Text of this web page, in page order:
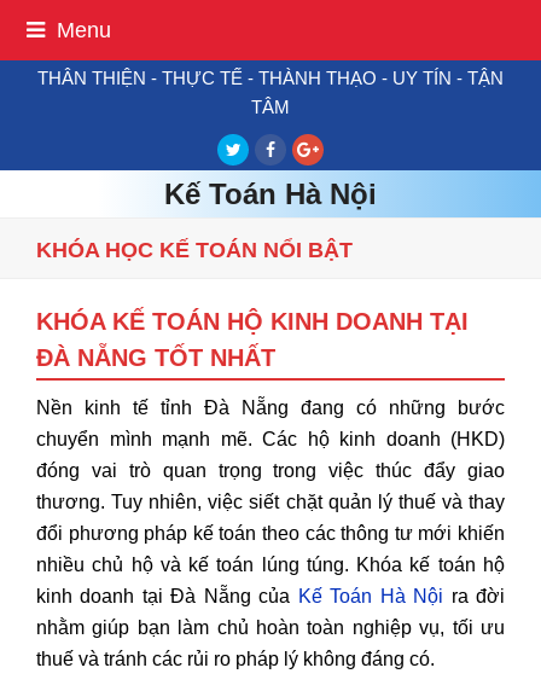
Menu
THÂN THIỆN - THỰC TẾ - THÀNH THẠO - UY TÍN - TẬN
TÂM
TwitterFacebookGoogle
Plus
Kế Toán Hà Nội
KHÓA HỌC KẾ TOÁN NỔI BẬT
KHÓA KẾ TOÁN HỘ KINH DOANH TẠI
ĐÀ NẴNG TỐT NHẤT
Nền kinh tế tỉnh Đà Nẵng đang có những bước
chuyển mình mạnh mẽ. Các hộ kinh doanh (HKD)
đóng vai trò quan trọng trong việc thúc đẩy giao
thương. Tuy nhiên, việc siết chặt quản lý thuế và thay
đổi phương pháp kế toán theo các thông tư mới khiến
nhiều chủ hộ và kế toán lúng túng. Khóa kế toán hộ
kinh doanh tại Đà Nẵng của Kế Toán Hà Nội ra đời
nhằm giúp bạn làm chủ hoàn toàn nghiệp vụ, tối ưu
thuế và tránh các rủi ro pháp lý không đáng có.